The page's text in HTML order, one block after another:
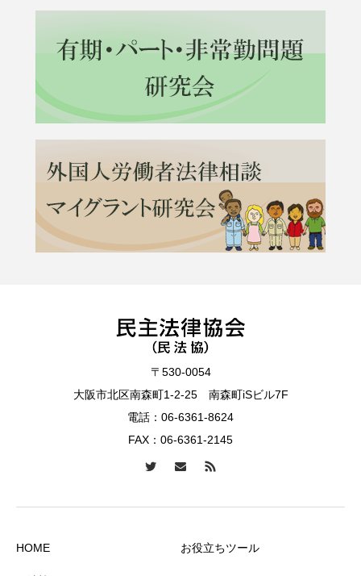
〒530-0054
大阪市北区南森町1-2-25 南森町iSビル7F
電話： 06-6361-8624
FAX：06-6361-2145
HOME お役立ちツール